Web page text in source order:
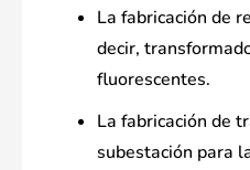
La fabricación de
decir,
fluorescentes.
La fabricación de
subestación para